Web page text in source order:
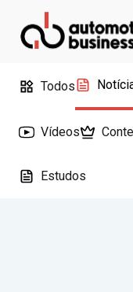
Todos
Vídeos
Estudos